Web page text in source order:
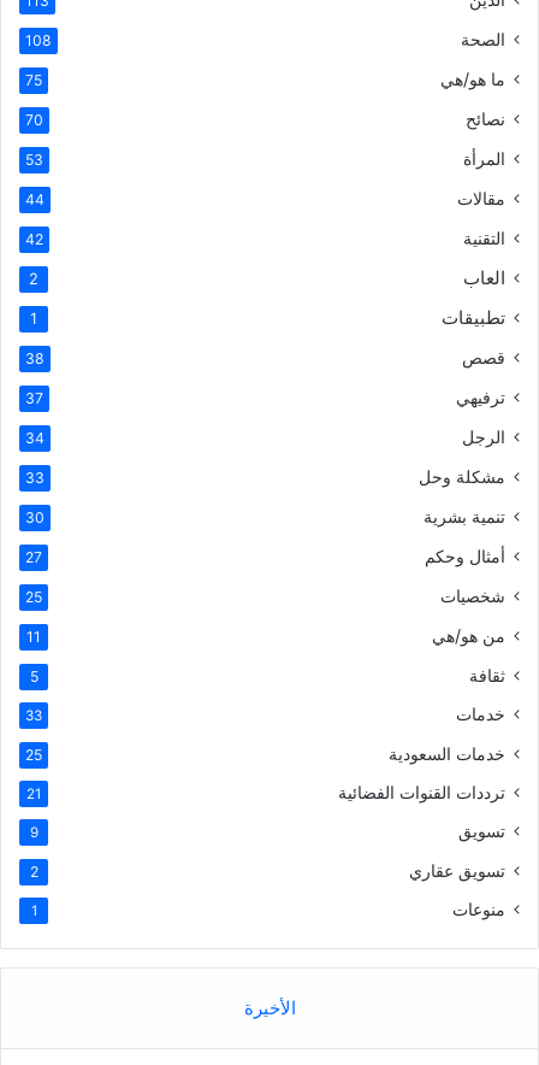
الصحة 108
ما هو/هي 75
نصائح 70
المرأة 53
مقالات 44
التقنية 42
العاب 2
تطبيقات 1
قصص 38
ترفيهي 37
الرجل 34
مشكلة وحل 33
تنمية بشرية 30
أمثال وحكم 27
شخصيات 25
من هو/هي 11
ثقافة 5
خدمات 33
خدمات السعودية 25
ترددات القنوات الفضائية 21
تسويق 9
تسويق عقاري 2
منوعات 1
الأخيرة